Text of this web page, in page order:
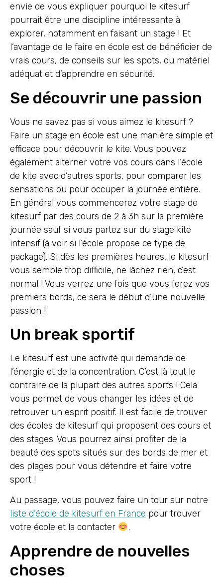
envie de vous expliquer pourquoi le kitesurf
pourrait être une discipline intéressante à
explorer, notamment en faisant un stage ! Et
l’avantage de le faire en école est de bénéficier de
vrais cours, de conseils sur les spots, du matériel
adéquat et d’apprendre en sécurité.
Se découvrir une passion
Vous ne savez pas si vous aimez le kitesurf ?
Faire un stage en école est une manière simple et
efficace pour découvrir le kite. Vous pouvez
également alterner votre vos cours dans l’école
de kite avec d’autres sports, pour comparer les
sensations ou pour occuper la journée entière.
En général vous commencerez votre stage de
kitesurf par des cours de 2 à 3h sur la première
journée sauf si vous partez sur du stage kite
intensif (à voir si l’école propose ce type de
package). Si dès les premières heures, le kitesurf
vous semble trop difficile, ne lâchez rien, c’est
normal ! Vous verrez une fois que vous ferez vos
premiers bords, ce sera le début d’une nouvelle
passion !
Un break sportif
Le kitesurf est une activité qui demande de
l’énergie et de la concentration. C’est là tout le
contraire de la plupart des autres sports ! Cela
vous permet de vous changer les idées et de
retrouver un esprit positif. Il est facile de trouver
des écoles de kitesurf qui proposent des cours et
des stages. Vous pourrez ainsi profiter de la
beauté des spots situés sur des bords de mer et
des plages pour vous détendre et faire votre
sport !
Au passage, vous pouvez faire un tour sur notre
liste d’école de kitesurf en France pour trouver
votre école et la contacter
.
Apprendre de nouvelles
choses